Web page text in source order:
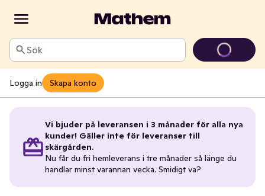
Sök
Logga in Skapa konto
Vi bjuder på leveransen i 3 månader för alla nya
kunder! Gäller inte för leveranser till
skärgården.
Nu får du fri hemleverans i tre månader så länge du
handlar minst varannan vecka. Smidigt va?